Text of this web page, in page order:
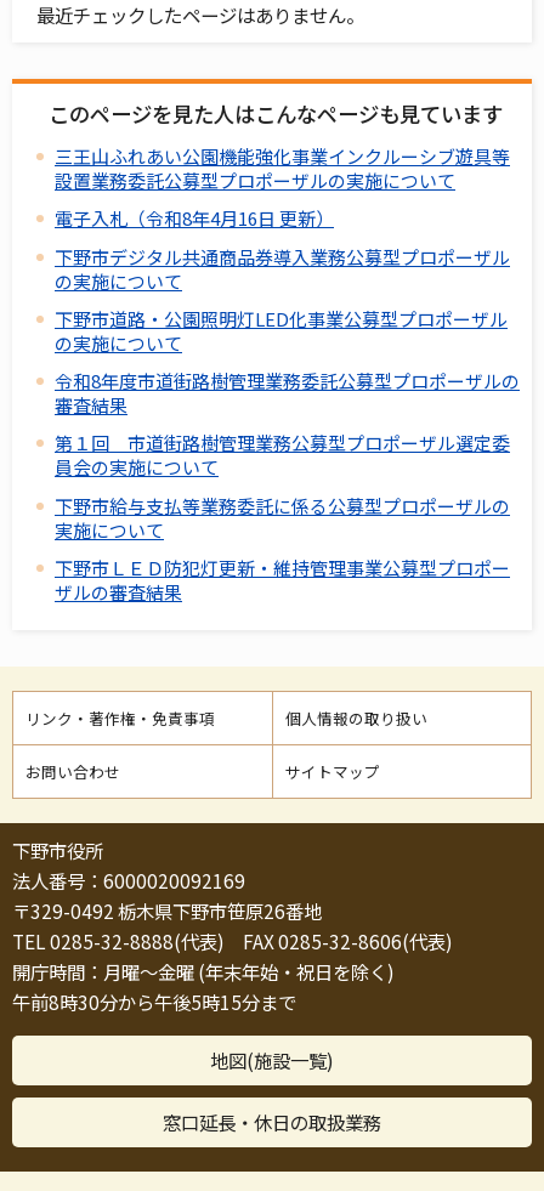
最近チェックしたページはありません。
このページを見た人はこんなページも見ています
三王山ふれあい公園機能強化事業インクルーシブ遊具等
設置業務委託公募型プロポーザルの実施について
電子入札（令和8年4月16日 更新）
下野市デジタル共通商品券導入業務公募型プロポーザル
の実施について
下野市道路・公園照明灯LED化事業公募型プロポーザル
の実施について
令和8年度市道街路樹管理業務委託公募型プロポーザルの
審査結果
第１回 市道街路樹管理業務公募型プロポーザル選定委
員会の実施について
下野市給与支払等業務委託に係る公募型プロポーザルの
実施について
下野市ＬＥＤ防犯灯更新・維持管理事業公募型プロポー
ザルの審査結果
リンク・著作権・免責事項 個人情報の取り扱い
お問い合わせ サイトマップ
下野市役所
法人番号：6000020092169
〒329-0492 栃木県下野市笹原26番地
TEL 0285-32-8888(代表) FAX 0285-32-8606(代表)
開庁時間：月曜～金曜 (年末年始・祝日を除く)
午前8時30分から午後5時15分まで
地図(施設一覧)
窓口延長・休日の取扱業務